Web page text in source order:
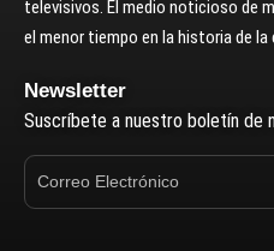
televisivos. El medio noticioso de
el menor tiempo en la historia de
Newsletter
Suscríbete a nuestro boletín de